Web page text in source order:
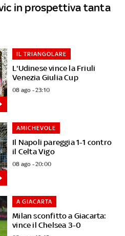
in prospettiva tanta
L'Udinese vince la Friuli
Venezia Giulia Cup
IL TRIANGOLARE
08 ago - 23:10
Il Napoli pareggia 1-1 contro
il Celta Vigo
AMICHEVOLE
08 ago - 20:00
Milan sconfitto a Giacarta:
vince il Chelsea 3-0
A GIACARTA